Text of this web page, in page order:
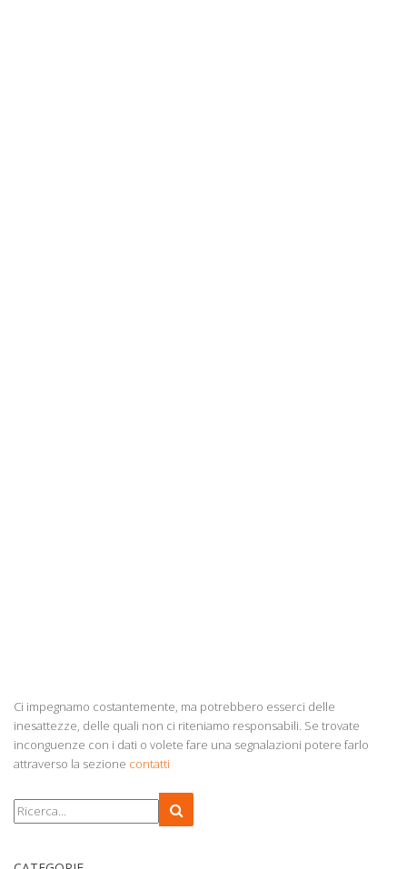
Ci impegnamo costantemente, ma potrebbero esserci delle
inesattezze, delle quali non ci riteniamo responsabili. Se trovate
inconguenze con i dati o volete fare una segnalazioni potere farlo
attraverso la sezione contatti